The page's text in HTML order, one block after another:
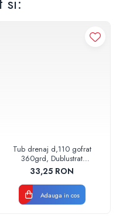
Tub drenaj d,110 gofrat
360grd, Dublustrat
verde/negru 110152 Drainkit
33,25 RON
Adauga in cos